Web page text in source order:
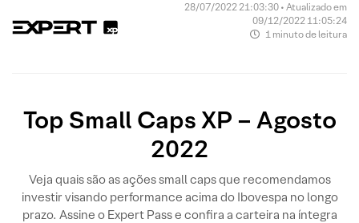
28/07/2022 21:03:30 • Atualizado em
09/12/2022 11:05:24
1 minuto de leitura
Top Small Caps XP – Agosto
2022
Veja quais são as ações small caps que recomendamos
investir visando performance acima do Ibovespa no longo
prazo. Assine o Expert Pass e confira a carteira na íntegra